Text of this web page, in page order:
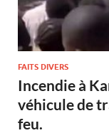
FAITS DIVERS
Incendie à
véhicule de
feu.